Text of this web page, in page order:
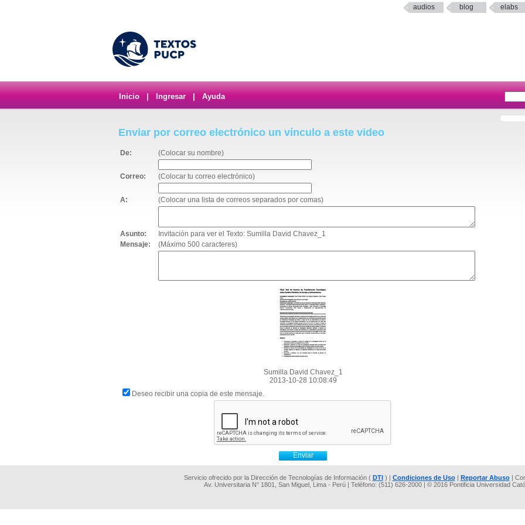
audios blog elabs
Inicio Ingresar Ayuda
Enviar por correo electrónico un vínculo a este video
De: (Colocar su nombre)
Correo: (Colocar tu correo electrónico)
A: (Colocar una lista de correos separados por comas)
Asunto:
Invitación para ver el Texto: Sumilla David Chavez_1
Mensaje:
(Máximo 500 caracteres)
Sumilla David Chavez_1
2013-10-28 10:08:49
Deseo recibir una copia de este mensaje.
Servicio ofrecido por la Dirección de Tecnologías de Información ( DTI) | Condiciones de Uso| Reportar Abuso|
Av. Universitaria N° 1801, San Miguel, Lima - Perú | Teléfono: (511) 626-2000 | © 2016 Pontificia Universidad